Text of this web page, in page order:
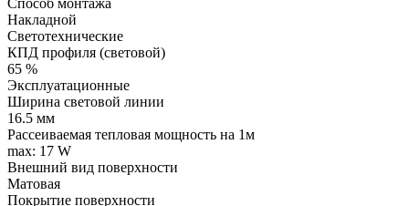
Накладной
Светотехнические
КПД профиля (cветовой)
65 %
Эксплуатационные
Ширина световой линии
16.5 мм
Рассеиваемая тепловая мощность на 1м
max: 17 W
Внешний вид поверхности
Матовая
Покрытие поверхности